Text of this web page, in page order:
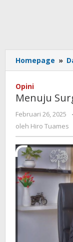
Homepage »
Opini
Menuju
Februari 26, 2025 -
oleh Hiro Tuames